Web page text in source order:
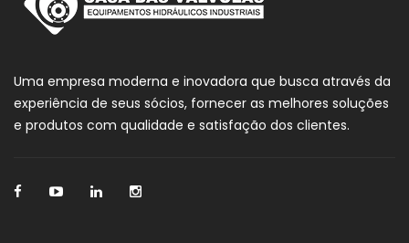
Uma empresa moderna e inovadora que busca através da
experiência de seus sócios, fornecer as melhores soluções
e produtos com qualidade e satisfação dos clientes.